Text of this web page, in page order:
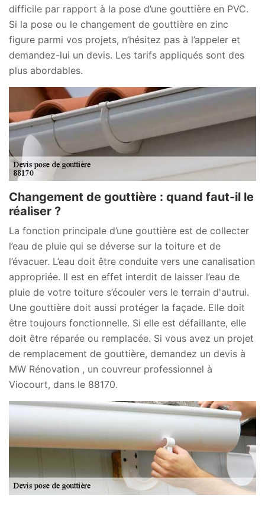
difficile par rapport à la pose d’une gouttière en PVC.
Si la pose ou le changement de gouttière en zinc
figure parmi vos projets, n’hésitez pas à l’appeler et
demandez-lui un devis. Les tarifs appliqués sont des
plus abordables.
Changement de gouttière : quand faut-il le
réaliser ?
La fonction principale d’une gouttière est de collecter
l’eau de pluie qui se déverse sur la toiture et de
l’évacuer. L’eau doit être conduite vers une canalisation
appropriée. Il est en effet interdit de laisser l’eau de
pluie de votre toiture s’écouler vers le terrain d'autrui.
Une gouttière doit aussi protéger la façade. Elle doit
être toujours fonctionnelle. Si elle est défaillante, elle
doit être réparée ou remplacée. Si vous avez un projet
de remplacement de gouttière, demandez un devis à
MW Rénovation , un couvreur professionnel à
Viocourt, dans le 88170.